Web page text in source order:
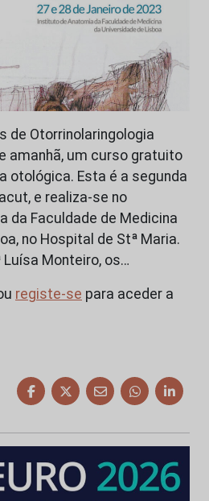
de Otorrinolaringologia
amanhã, um curso gratuito
otológica. Esta é a segunda
e realiza-se no
da Faculdade de Medicina
no Hospital de Stª Maria.
Luísa Monteiro, os…
registe-se para aceder a